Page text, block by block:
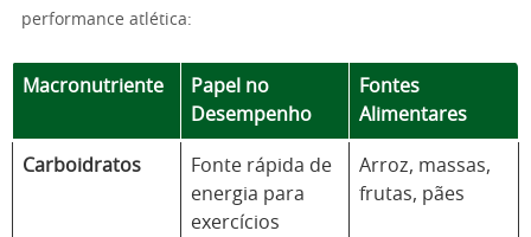
performance atlética:
Macronutriente
Papel no
Desempenho
Fontes
Alimentares
Carboidratos
Fonte rápida de
energia para
exercícios
Arroz, massas,
frutas, pães